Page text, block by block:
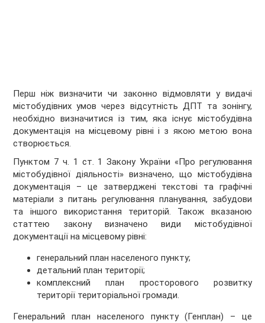
Перш ніж визначити чи законно відмовляти у видачі
містобудівних умов через відсутність ДПТ та зонінгу,
необхідно визначитися із тим, яка існує містобудівна
документація на місцевому рівні і з якою метою вона
створюється.
Пунктом 7 ч. 1 ст. 1 Закону України «Про регулювання
містобудівної діяльності» визначено, що містобудівна
документація – це затверджені текстові та графічні
матеріали з питань регулювання планування, забудови
та іншого використання територій. Також вказаною
статтею закону визначено види містобудівної
документації на місцевому рівні:
генеральний план населеного пункту;
детальний план території;
комплексний план просторового розвитку
території територіальної громади.
Генеральний план населеного пункту (Генплан) – це